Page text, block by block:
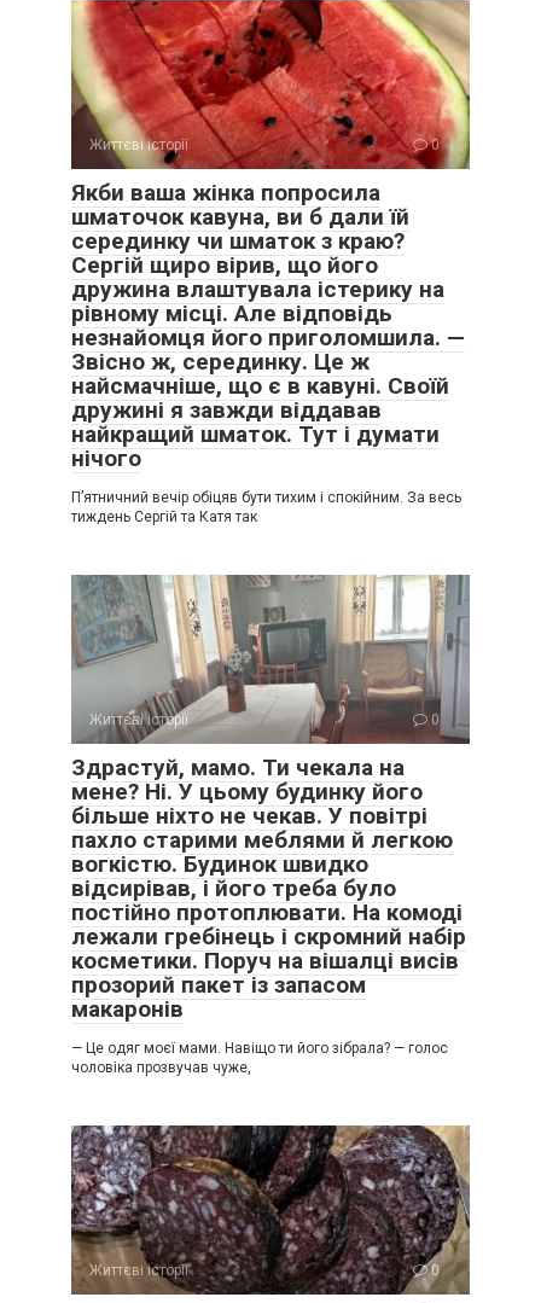
Життєві історії 0
Якби ваша жінка попросила
шматочок кавуна, ви б дали їй
серединку чи шматок з краю?
Сергій щиро вірив, що його
дружина влаштувала істерику на
рівному місці. Але відповідь
незнайомця його приголомшила. —
Звісно ж, серединку. Це ж
найсмачніше, що є в кавуні. Своїй
дружині я завжди віддавав
найкращий шматок. Тут і думати
нічого
П’ятничний вечір обіцяв бути тихим і спокійним. За весь
тиждень Сергій та Катя так
Життєві історії 0
Здрастуй, мамо. Ти чекала на
мене? Ні. У цьому будинку його
більше ніхто не чекав. У повітрі
пахло старими меблями й легкою
вогкістю. Будинок швидко
відсирівав, і його треба було
постійно протоплювати. На комоді
лежали гребінець і скромний набір
косметики. Поруч на вішалці висів
прозорий пакет із запасом
макаронів
— Це одяг моєї мами. Навіщо ти його зібрала? — голос
чоловіка прозвучав чуже,
Життєві історії 0